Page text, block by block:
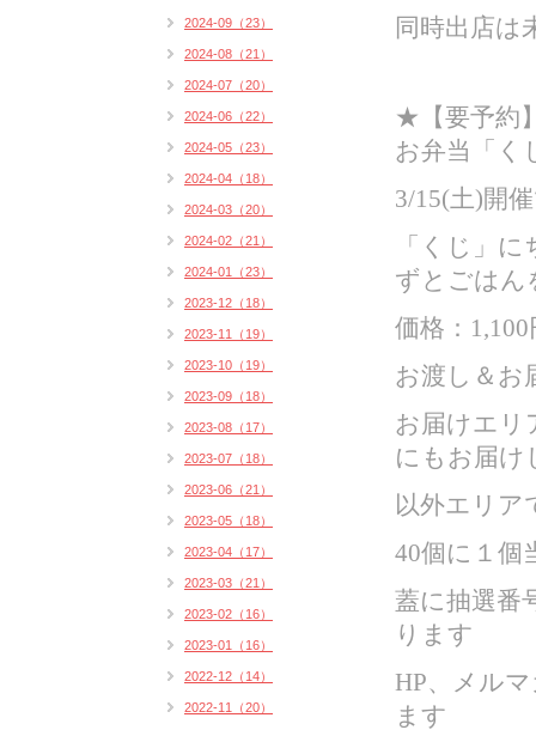
同時出店は
★【要予約
お弁当「く
3/15(土)開
「くじ」
ずとごはん
価格：
お渡し＆お
お届けエリ
にもお届け
以外エリア
40個に１個
蓋に抽選番
ります
HP、メル
ます
2024-09（23）
2024-08（21）
2024-07（20）
2024-06（22）
2024-05（23）
2024-04（18）
2024-03（20）
2024-02（21）
2024-01（23）
2023-12（18）
2023-11（19）
2023-10（19）
2023-09（18）
2023-08（17）
2023-07（18）
2023-06（21）
2023-05（18）
2023-04（17）
2023-03（21）
2023-02（16）
2023-01（16）
2022-12（14）
2022-11（20）